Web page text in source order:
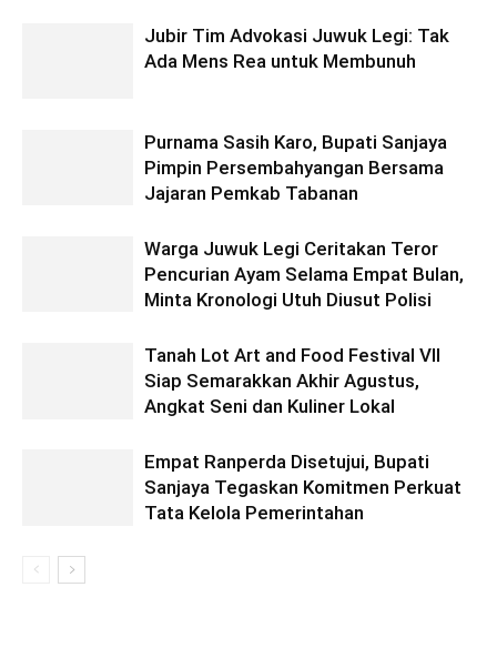
Jubir Tim Advokasi Juwuk Legi: Tak
Ada Mens Rea untuk Membunuh
Purnama Sasih Karo, Bupati Sanjaya
Pimpin Persembahyangan Bersama
Jajaran Pemkab Tabanan
Warga Juwuk Legi Ceritakan Teror
Pencurian Ayam Selama Empat Bulan,
Minta Kronologi Utuh Diusut Polisi
Tanah Lot Art and Food Festival VII
Siap Semarakkan Akhir Agustus,
Angkat Seni dan Kuliner Lokal
Empat Ranperda Disetujui, Bupati
Sanjaya Tegaskan Komitmen Perkuat
Tata Kelola Pemerintahan